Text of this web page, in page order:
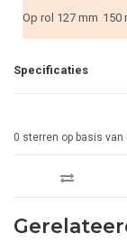
Op rol 127 mm 150
Specificaties
0 sterren op basis van